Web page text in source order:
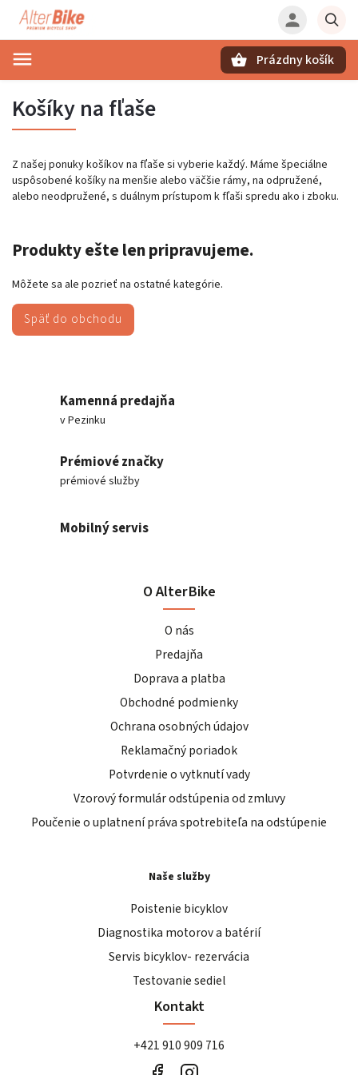
Prázdny košík
Košíky na fľaše
Z našej ponuky košíkov na fľaše si vyberie každý. Máme špeciálne
uspôsobené košíky na menšie alebo väčšie rámy, na odpružené,
alebo neodpružené, s duálnym prístupom k fľaši spredu ako i zboku.
Produkty ešte len pripravujeme.
Môžete sa ale pozrieť na ostatné kategórie.
Späť do obchodu
Kamenná predajňa
v Pezinku
Prémiové značky
prémiové služby
Mobilný servis
O AlterBike
O nás
Predajňa
Doprava a platba
Obchodné podmienky
Ochrana osobných údajov
Reklamačný poriadok
Potvrdenie o vytknutí vady
Vzorový formulár odstúpenia od zmluvy
Poučenie o uplatnení práva spotrebiteľa na odstúpenie
Naše služby
Poistenie bicyklov
Diagnostika motorov a batérií
Servis bicyklov- rezervácia
Testovanie sediel
Kontakt
+421 910 909 716